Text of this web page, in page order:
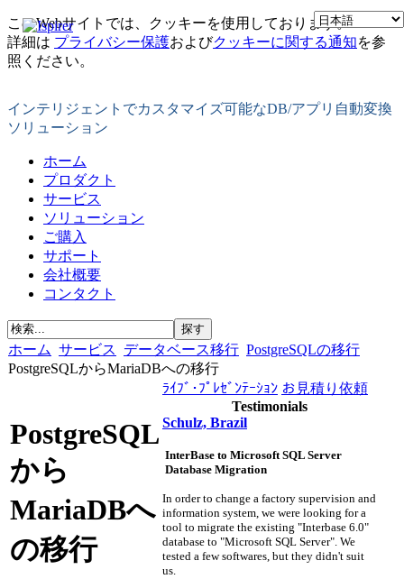
このWebサイトでは、クッキーを使用しております。
詳細は プライバシー保護およびクッキーに関する通知を参
照ください。
インテリジェントでカスタマイズ可能なDB/アプリ自動変換
ソリューション
ホーム
プロダクト
サービス
ソリューション
ご購入
サポート
会社概要
コンタクト
ホーム サービス データベース移行 PostgreSQLの移行
PostgreSQLからMariaDBへの移行
PostgreSQL
から
MariaDBへ
の移行
ﾗｲﾌﾞ･ﾌﾟﾚｾﾞﾝﾃｰｼｮﾝ お見積り依頼
Testimonials
Schulz, Brazil
InterBase to Microsoft SQL Server
Database Migration
In order to change a factory supervision and
information system, we were looking for a
tool to migrate the existing "Interbase 6.0"
database to "Microsoft SQL Server". We
tested a few softwares, but they didn't suit
us.